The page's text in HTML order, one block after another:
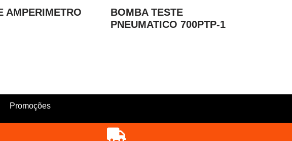
AMPERIMETRO
BOMBA TESTE
PNEUMATICO 700PTP-1
Promoções